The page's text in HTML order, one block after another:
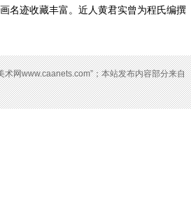
名迹收藏丰富。近人黄君实曾为程氏编撰
网www.caanets.com”；本站发布内容部分来自